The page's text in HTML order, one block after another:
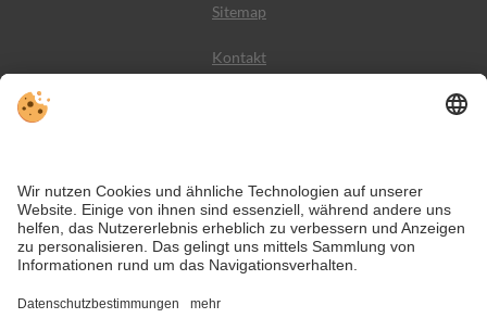
Sitemap
Kontakt
VIVODolomiti ist das Reiseportal für unvergesslichen
Bergurlaub – mit Unterkünften und Angeboten in den
Dolomiten, im UNESCO Weltnaturerbe.